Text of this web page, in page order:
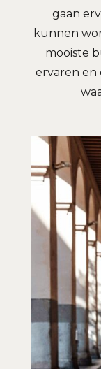
gaan
kunnen
mooiste
ervaren en